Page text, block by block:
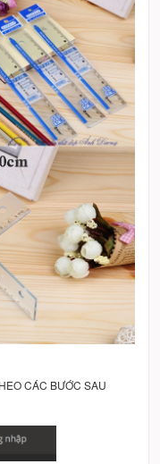
CÁC BƯỚC SAU